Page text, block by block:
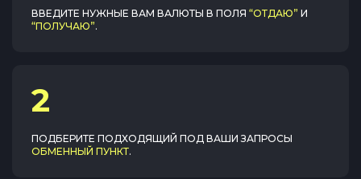
ВВЕДИТЕ НУЖНЫЕ ВАМ ВАЛЮТЫ В ПОЛЯ “ОТДАЮ” И
“ПОЛУЧАЮ”.
2
ПОДБЕРИТЕ ПОДХОДЯЩИЙ ПОД ВАШИ ЗАПРОСЫ
ОБМЕННЫЙ ПУНКТ.